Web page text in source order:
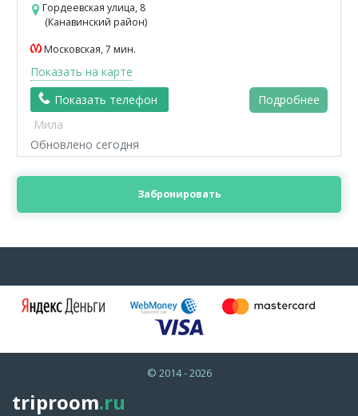
Гордеевская улица, 8
(Канавинский район)
Московская, 7 мин.
Показать на карте
Показать телефон
Подробнее
Мила
Обновлено сегодня
Забронировать
© 2014 - 2026
triproom.ru